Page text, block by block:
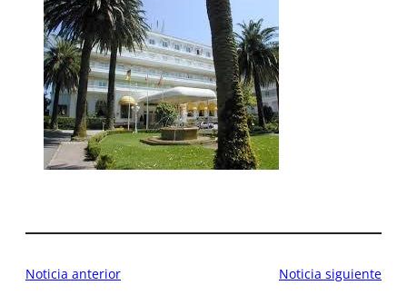
Noticia anterior Noticia siguiente